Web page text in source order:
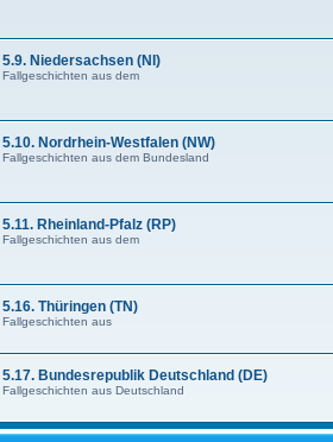
5.9. Niedersachsen (NI)
Fallgeschichten aus dem
5.10. Nordrhein-Westfalen (NW)
Fallgeschichten aus dem Bundesland
5.11. Rheinland-Pfalz (RP)
Fallgeschichten aus dem
5.16. Thüringen (TN)
Fallgeschichten aus
5.17. Bundesrepublik Deutschland (DE)
Fallgeschichten aus Deutschland